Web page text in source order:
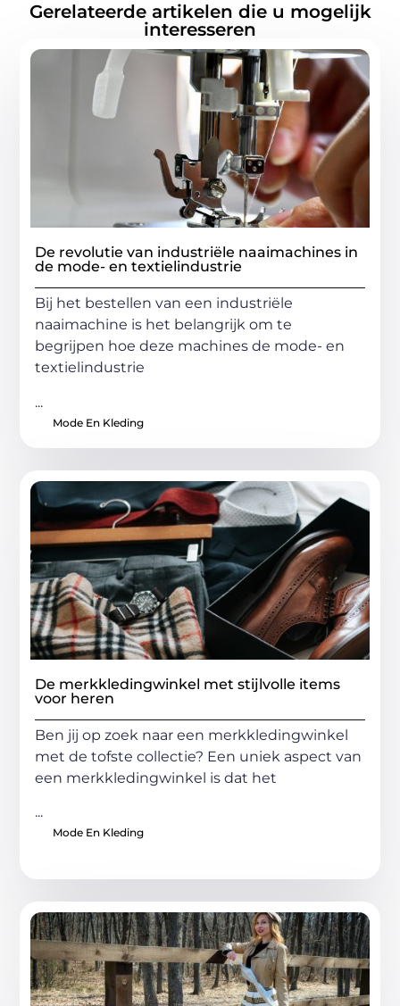
Gerelateerde artikelen die u mogelijk
interesseren
De revolutie van industriële naaimachines in
de mode- en textielindustrie
Bij het bestellen van een industriële
naaimachine is het belangrijk om te
begrijpen hoe deze machines de mode- en
textielindustrie
...
Mode En Kleding
De merkkledingwinkel met stijlvolle items
voor heren
Ben jij op zoek naar een merkkledingwinkel
met de tofste collectie? Een uniek aspect van
een merkkledingwinkel is dat het
...
Mode En Kleding